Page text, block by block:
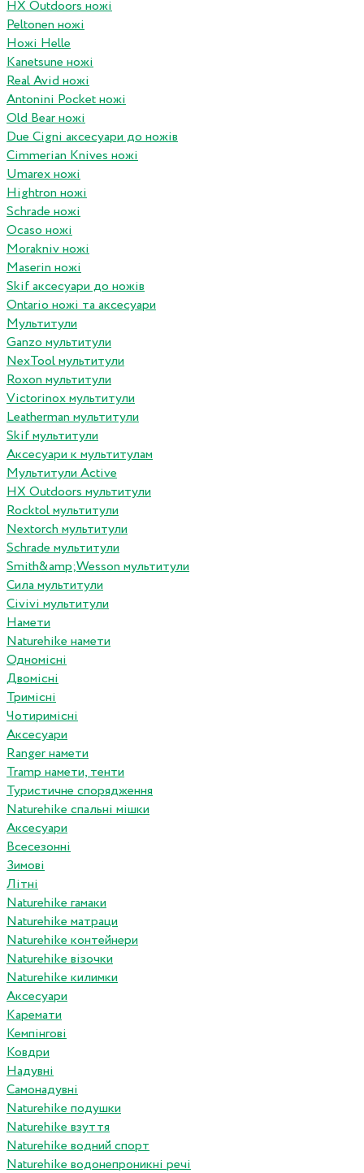
HX Outdoors ножі
Peltonen ножі
Ножі Helle
Kanetsune ножі
Real Avid ножі
Antonini Pocket ножі
Old Bear ножі
Due Cigni аксесуари до ножів
Cimmerian Knives ножі
Umarex ножі
Hightron ножі
Schrade ножі
Ocaso ножі
Morakniv ножі
Maserin ножі
Skif аксесуари до ножів
Ontario ножі та аксесуари
Мультитули
Ganzo мультитули
NexTool мультитули
Roxon мультитули
Victorinox мультитули
Leatherman мультитули
Skif мультитули
Аксесуари к мультитулам
Мультитули Active
HX Outdoors мультитули
Rocktol мультитули
Nextorch мультитули
Schrade мультитули
Smith&amp;Wesson мультитули
Сила мультитули
Civivi мультитули
Намети
Naturehike намети
Одномісні
Двомісні
Тримісні
Чотиримісні
Аксесуари
Ranger намети
Tramp намети, тенти
Туристичне спорядження
Naturehike спальні мішки
Аксесуари
Всесезонні
Зимові
Літні
Naturehike гамаки
Naturehike матраци
Naturehike контейнери
Naturehike візочки
Naturehike килимки
Аксесуари
Каремати
Кемпінгові
Ковдри
Надувні
Самонадувні
Naturehike подушки
Naturehike взуття
Naturehike водний спорт
Naturehike водонепроникні речі